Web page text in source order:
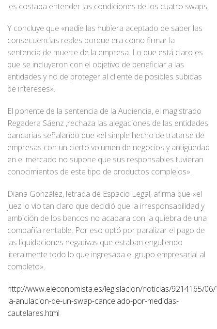
les costaba entender las condiciones de los cuatro swaps.
Y concluye que «nadie las hubiera aceptado de saber las
consecuencias reales porque era como firmar la
sentencia de muerte de la empresa. Lo que está claro es
que se incluyeron con el objetivo de beneficiar a las
entidades y no de proteger al cliente de posibles subidas
de intereses».
El ponente de la sentencia de la Audiencia, el magistrado
Regadera Sáenz ,rechaza las alegaciones de las entidades
bancarias señalando que «el simple hecho de tratarse de
empresas con un cierto volumen de negocios y antigüedad
en el mercado no supone que sus responsables tuvieran
conocimientos de este tipo de productos complejos».
Diana González, letrada de Espacio Legal, afirma que «el
juez lo vio tan claro que decidió que la irresponsabilidad y
ambición de los bancos no acabara con la quiebra de una
compañía rentable. Por eso optó por paralizar el pago de
las liquidaciones negativas que estaban engullendo
literalmente todo lo que ingresaba el grupo empresarial al
completo».
http://www.eleconomista.es/legislacion/noticias/9214165/
la-anulacion-de-un-swap-cancelado-por-medidas-
cautelares.html